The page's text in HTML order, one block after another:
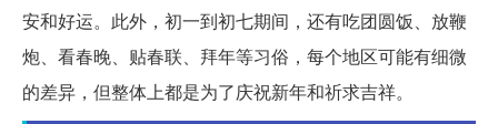
安和好运。此外，初一到初七期间，还有吃团圆饭、放鞭
炮、看春晚、贴春联、拜年等习俗，每个地区可能有细微
的差异，但整体上都是为了庆祝新年和祈求吉祥。